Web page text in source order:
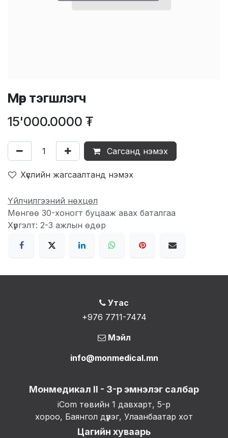
Мөр тэгшлэгч
15'000.0000 ₮
Сагсанд нэмэх
Хүслийн жагсаалтанд нэмэх
Үйлчилгээний нөхцөл
Мөнгөө 30-хоногт буцааж авах баталгаа
Хүргэлт: 2-3 ажлын өдөр
Утас
+976 7711-7474
Мэйл
info@monmedical.mn
Монмедикал II - 3-р эмнэлэг салбар
iCom төвийн 1 давхарт, 5-р
хороо, Баянгол дүүрэг, Улаанбаатар хот
Цагийн хуваарь